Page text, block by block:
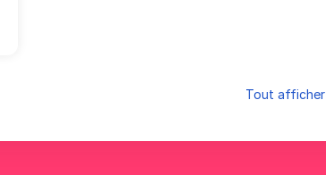
Tout afficher